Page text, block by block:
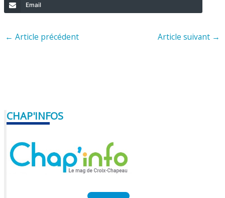
Email
← Article précédent Article suivant →
CHAP'INFOS